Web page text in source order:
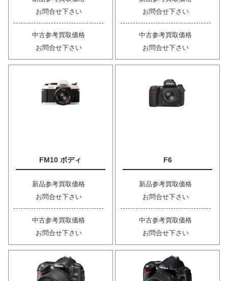
お問合せ下さい
中古参考買取価格
お問合せ下さい
お問合せ下さい
中古参考買取価格
お問合せ下さい
FM10 ボディ
新品参考買取価格
お問合せ下さい
中古参考買取価格
お問合せ下さい
F6
新品参考買取価格
お問合せ下さい
中古参考買取価格
お問合せ下さい